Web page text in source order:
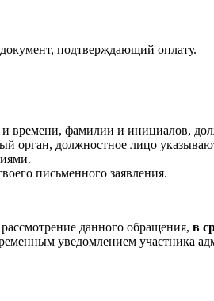
подтверждающий оплату.
времени, фамилии и инициалов,
орган, должностное лицо
письменного заявления.
данного обращения, в
уведомлением участника